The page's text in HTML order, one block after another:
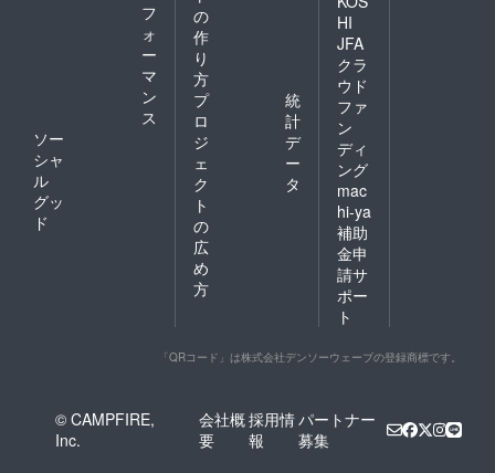
フ
ォ
ー
マ
ン
ス
ソー
シャ
ル
グッ
ド
の
作
り
方
プ
ロ
ジ
ェ
ク
ト
の
広
め
方
統
計
デ
ー
タ
HI
JFA
クラ
ウド
ファ
ン
ディ
ング
mac
hi-ya
補助
金申
請サ
ポー
ト
「QRコード」は株式会社デンソーウェーブの登録商標です。
© CAMPFIRE,
Inc.
会社概
要
採用情
報
パートナー
募集